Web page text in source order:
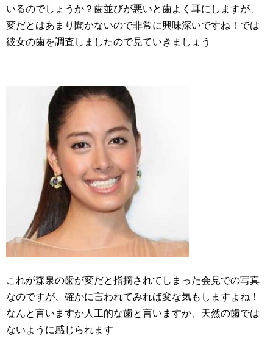
いるのでしょうか？歯並びが悪いと歯よく耳にしますが、
変だとはあまり聞かないので非常に興味深いですね！では
彼女の歯を調査しましたので見ていきましょう
これが森泉の歯が変だと指摘されてしまった会見での写真
なのですが、確かに言われてみれば変な気もしますよね！
なんと言いますか人工的な歯と言いますか、天然の歯では
ないように感じられます